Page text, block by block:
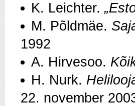
K. Leichter.
M. Põldmäe.
1992
A. Hirvesoo.
H. Nurk.
22. november